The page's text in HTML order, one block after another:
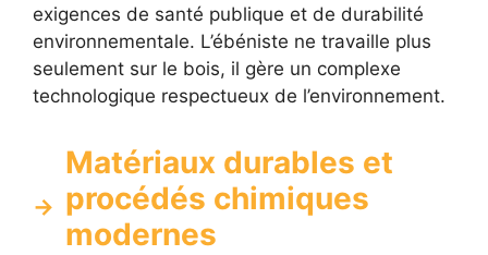
exigences de santé publique et de durabilité
environnementale. L’ébéniste ne travaille plus
seulement sur le bois, il gère un complexe
technologique respectueux de l’environnement.
Matériaux durables et
procédés chimiques
modernes